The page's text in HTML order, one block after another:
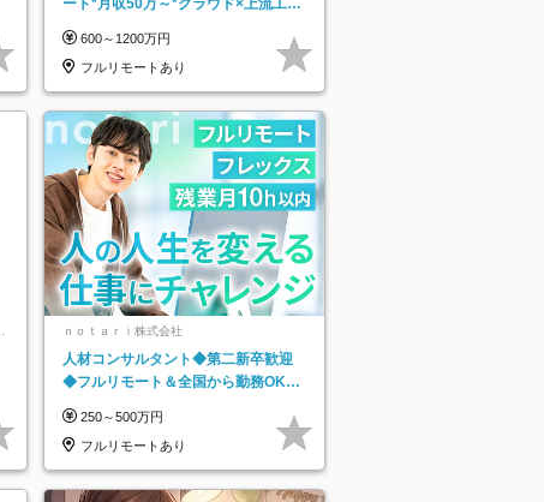
600～1200万円
フルリモートあり
ｎｏｔａｒｉ株式会社
人材コンサルタント◆第二新卒歓迎
◆フルリモート＆全国から勤務OK◆
250～500万円
フルリモートあり